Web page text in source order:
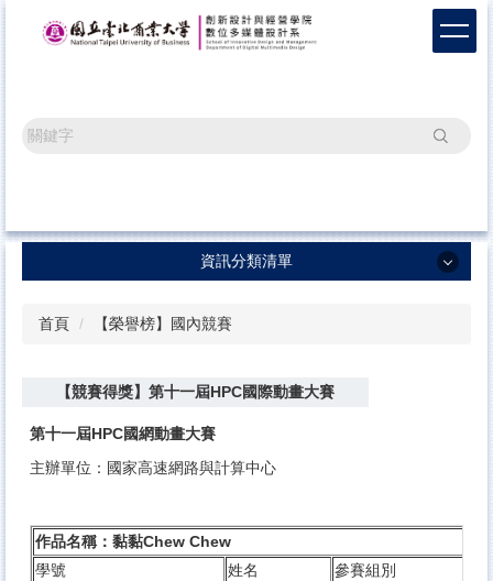
搜尋
資訊分類清單
畢業成果
榮譽榜單
辦學成果
本院系所
首頁 【榮譽榜】國內競賽
【競賽得獎】第十一屆HPC國際動畫大賽
第十一屆HPC國網動畫大賽
主辦單位：國家高速網路與計算中心
作品名稱：黏黏Chew Chew
學號
姓名
參賽組別